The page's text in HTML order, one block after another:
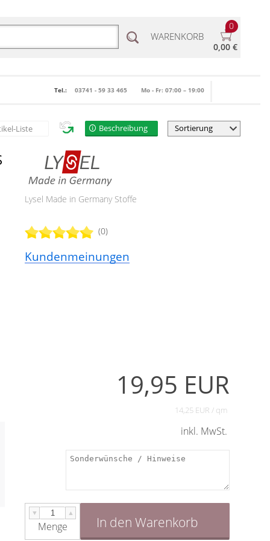
0
WARENKORB
0,00 €
Tel.: 03741 - 59 33 465 Mo - Fr: 07:00 – 19:00
Liste Beschreibung
Lysel Made in Germany Stoffe
(0)
Kundenmeinungen
19,95 EUR
14,25 EUR / qm
inkl. MwSt.
▼ ▲
Menge In den Warenkorb